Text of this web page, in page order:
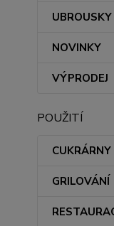
NOVINKY
VÝPRODEJ
POUŽITÍ
CUKRÁRNY
GRILOVÁNÍ